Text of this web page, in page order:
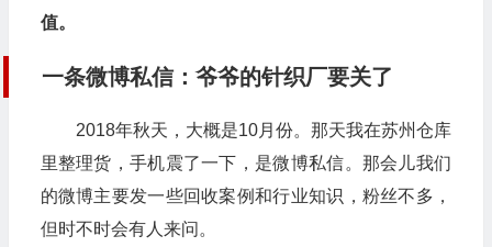
值。
一条微博私信：爷爷的针织厂要关了
2018年秋天，大概是10月份。那天我在苏州仓库
里整理货，手机震了一下，是微博私信。那会儿我们
的微博主要发一些回收案例和行业知识，粉丝不多，
但时不时会有人来问。